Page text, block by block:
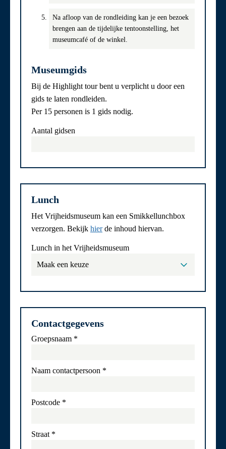
Na afloop van de rondleiding kan je een bezoek
brengen aan de tijdelijke tentoonstelling, het
museumcafé of de winkel.
Museumgids
Bij de Highlight tour bent u verplicht u door een
gids te laten rondleiden.
Per 15 personen is 1 gids nodig.
Aantal gidsen
Lunch
Het Vrijheidsmuseum kan een Smikkellunchbox
verzorgen. Bekijk hierde inhoud hiervan.
Lunch in het Vrijheidsmuseum
Contactgegevens
Groepsnaam *
Naam contactpersoon *
Postcode *
Straat *